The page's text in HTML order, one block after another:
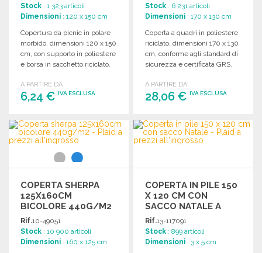
Stock : 1 323 articoli
Dimensioni : 120 x 150 cm
Copertura da picnic in polare
morbido, dimensioni 120 x 150
cm, con supporto in poliestere
e borsa in sacchetto riciclato.
A PARTIRE DA
6,24 € IVA ESCLUSA
ORDINARE
Richiedi un preventivo
Stock : 6 231 articoli
Dimensioni : 170 x 130 cm
Coperta a quadri in poliestere
riciclato, dimensioni 170 x 130
cm, conforme agli standard di
sicurezza e certificata GRS.
A PARTIRE DA
28,06 €IVA ESCLUSA
ORDINARE
Richiedi un preventivo
COPERTA SHERPA
125X160CM
BICOLORE 440G/M2
A PREZZI
ALL'INGROSSO
Rif.10-49051
Stock : 10 900 articoli
Dimensioni : 160 x 125 cm
COPERTA IN PILE 150
X 120 CM CON
SACCO NATALE A
PREZZI
ALL'INGROSSO
Rif.13-117091
Stock : 899 articoli
Dimensioni : 3 x 5 cm